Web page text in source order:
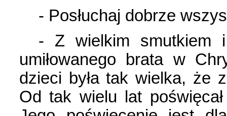
- Posłuchaj dobrze
- Z wielkim smutkiem
umiłowanego brata w
dzieci była tak wielka, że
Od tak wielu lat